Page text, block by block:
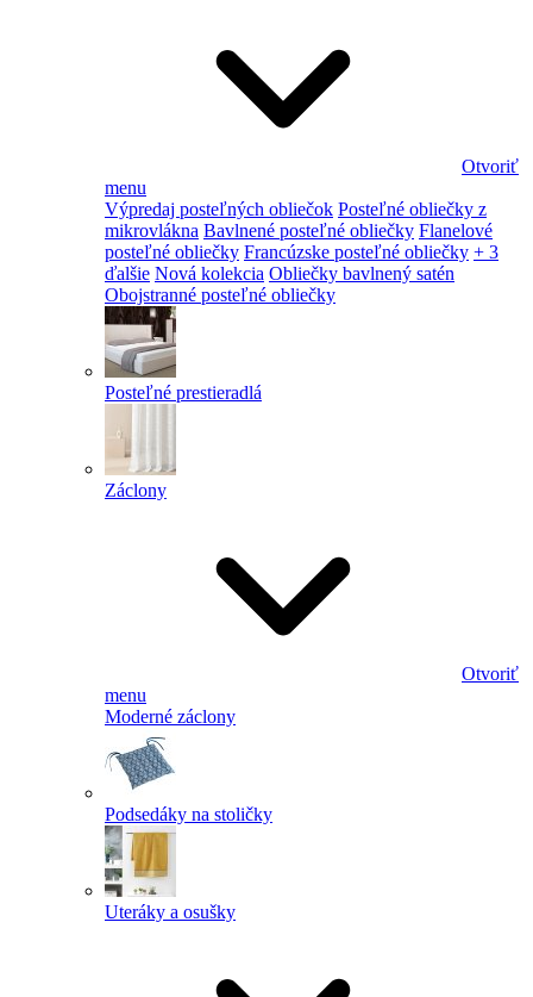
Otvoriť
menu
Výpredaj posteľných obliečok Posteľné obliečky z
mikrovlákna Bavlnené posteľné obliečky Flanelové
posteľné obliečky Francúzske posteľné obliečky + 3
ďalšie Nová kolekcia Obliečky bavlnený satén
Obojstranné posteľné obliečky
Posteľné prestieradlá
Záclony
Otvoriť
menu
Moderné záclony
Podsedáky na stoličky
Uteráky a osušky